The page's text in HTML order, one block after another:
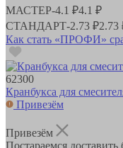
МАСТЕР-4.1 ₽4.1 ₽
СТАНДАРТ-2.73 ₽2.73
Как стать «ПРОФИ»
62300
Кранбукса для
Привезём
Привезём
Постараемся